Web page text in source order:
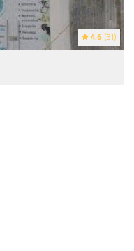
4.6 (31)